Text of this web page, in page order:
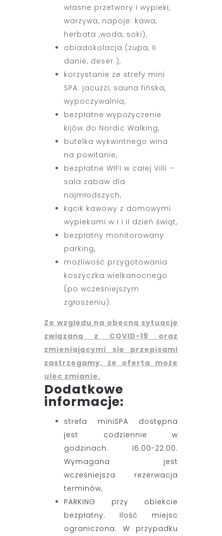
własne przetwory i wypieki,
warzywa, napoje: kawa,
herbata ,woda, soki),
obiadokolacja (zupa, II
danie, deser ),
korzystanie ze strefy mini
SPA: jacuzzi, sauna fińska,
wypoczywalnia,
bezpłatne wypożyczenie
kijów do Nordic Walking,
butelka wykwintnego wina
na powitanie,
bezpłatne WIFI w całej Villi –
sala zabaw dla
najmłodszych,
kącik kawowy z domowymi
wypiekami w I i II dzień świąt,
bezpłatny monitorowany
parking,
możliwość przygotowania
koszyczka wielkanocnego
(po wcześniejszym
zgłoszeniu).
Ze względu na obecną sytuację
związaną z COVID-19 oraz
zmieniającymi się przepisami
zastrzegamy, że oferta może
ulec zmianie.
Dodatkowe
informacje:
strefa miniSPA dostępna
jest codziennie w
godzinach: 16.00-22.00.
Wymagana jest
wcześniejsza rezerwacja
terminów,
PARKING przy obiekcie
bezpłatny. Ilość miejsc
ograniczona. W przypadku